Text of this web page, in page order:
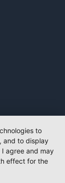
to
and to display
agree and may
effect for the